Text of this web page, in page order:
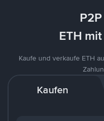
ETH
Kaufe und verkaufe ETH
Kaufen